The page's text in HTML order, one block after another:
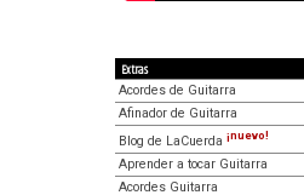
Extras
Acordes de Guitarra
Afinador de Guitarra
Blog de LaCuerda ¡nuevo!
Aprender a tocar Guitarra
Acordes Guitarra